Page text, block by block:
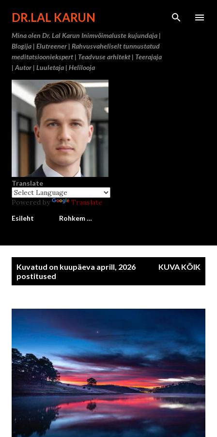
DR.LAL KARUN
Mina olen Dr. Lal Karun Inimvõimaluste kujundaja |
Blogija | Elutreener | Rahvusvaheliselt tunnustatud
meditatsiooniekspert | Teadvuse arhitekt | Teerajaja
| Autor | Luuletaja | Helilooja
Translate
Powered by Translate
Esileht Rohkem …
Kuvatud on kuupäeva aprill, 2026
postitused
KUVA KÕIK